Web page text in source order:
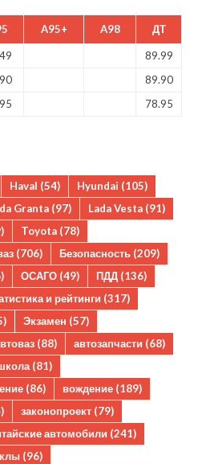
A95+ A98 ДТ
89.99
89.90
78.95
Haval (54) Hyundai (105)
Granta (97) Lada Vesta (91)
Toyota (78)
(706) Безопасность (209)
ОСАГО (49) ПДД (136)
и рейтинги (317)
Экзамен (57)
(88) автозапчасти (68)
(81)
(86) вождение (189)
законопроект (79)
автомобили (241)
(96)